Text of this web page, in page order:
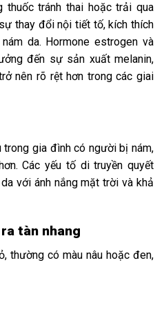
thuốc tránh thai hoặc trải qua
thay đổi nội tiết tố, kích thích
da. Hormone estrogen và
đến sự sản xuất melanin,
nên rõ rệt hơn trong các giai
trong gia đình có người bị nám,
Các yếu tố di truyền quyết
với ánh nắng mặt trời và khả
tàn nhang
thường có màu nâu hoặc đen,